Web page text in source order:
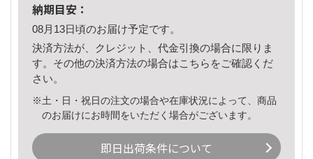
納期目安：
08月13日頃のお届け予定です。
決済方法が、クレジット、代金引換の場合に限りま
す。その他の決済方法の場合はこちら をご確認くだ
さい。
※土・日・祝日の注文の場合や在庫状況によって、商品
のお届けにお時間をいただく場合がございます。
即日出荷条件について